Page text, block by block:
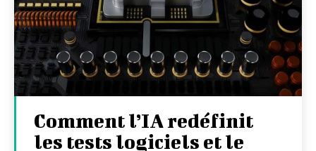
Comment l’IA redéfinit
les tests logiciels et le